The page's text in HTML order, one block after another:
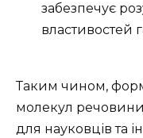
забезпечує
властивостей
Таким чином,
молекул
для науковців та